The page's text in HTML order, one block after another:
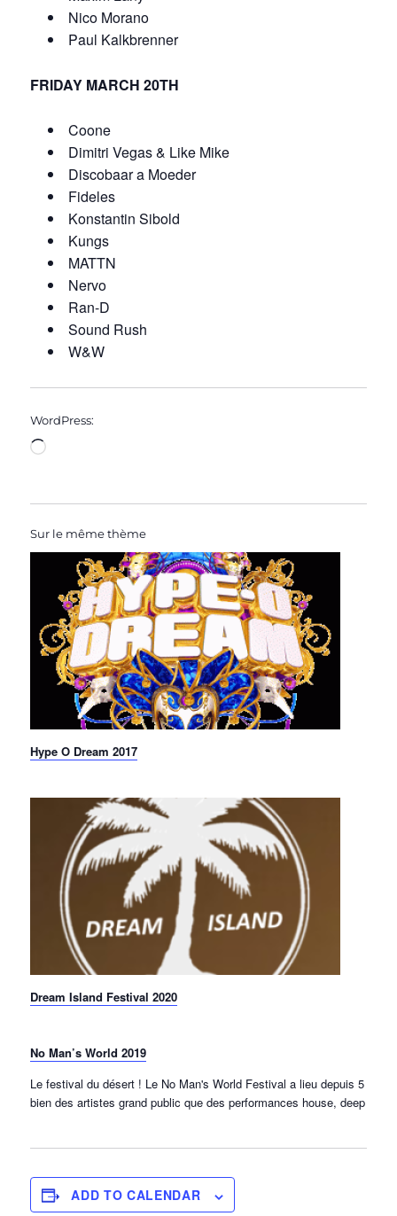
Nico Morano
Paul Kalkbrenner
FRIDAY MARCH 20TH
Coone
Dimitri Vegas & Like Mike
Discobaar a Moeder
Fideles
Konstantin Sibold
Kungs
MATTN
Nervo
Ran-D
Sound Rush
W&W
WordPress:
Loading…
Sur le même thème
Hype O Dream 2017
Dream Island Festival 2020
No Man’s World 2019
Le festival du désert ! Le No Man's World Festival a lieu depuis 5
bien des artistes grand public que des performances house, deep
ADD TO CALENDAR